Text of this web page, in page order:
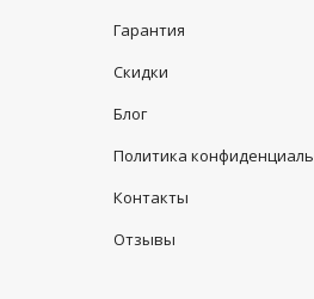
Гарантия
Скидки
Блог
Политика
Контакты
Отзывы